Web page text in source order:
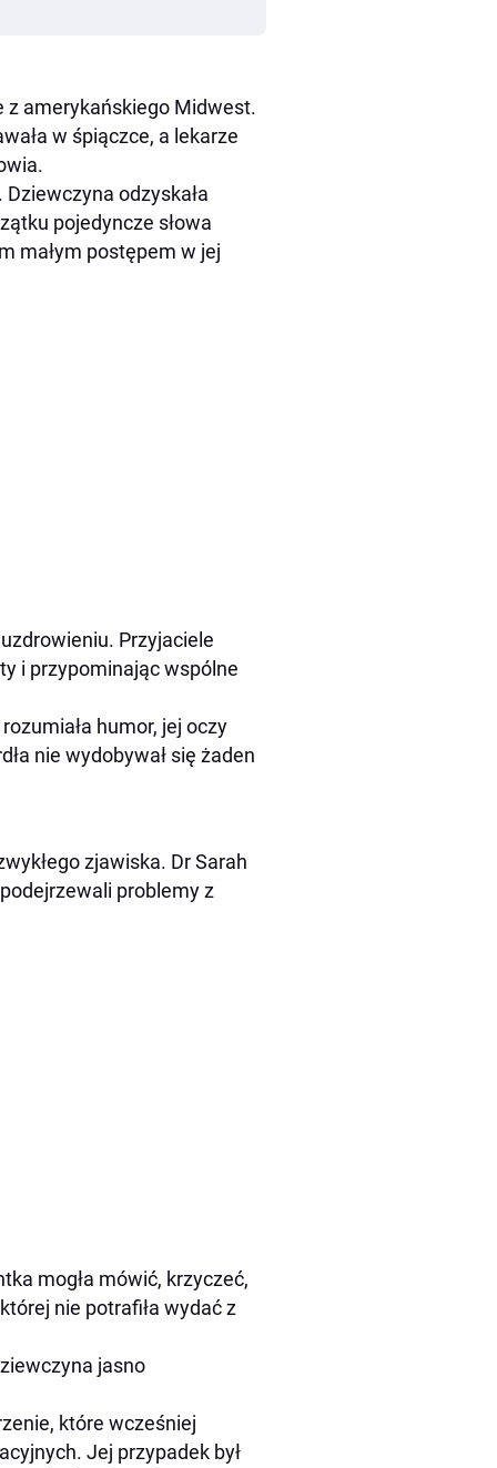
z amerykańskiego Midwest.
w śpiączce, a lekarze
odzyskała
pojedyncze słowa
małym postępem w jej
Przyjaciele
i przypominając wspólne
humor, jej oczy
nie wydobywał się żaden
zjawiska. Dr Sarah
problemy z
mogła mówić, krzyczeć,
nie potrafiła wydać z
jasno
które wcześniej
Jej przypadek był